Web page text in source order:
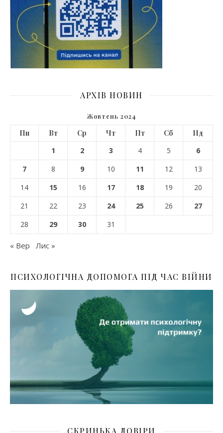
АРХІВ НОВИН
Жовтень 2024
Пн Вт Ср Чт Пт Сб
Нд
1
2 3 4 5
6
7
8 9 10 11 12
13
14
15 16 17 18 19
20
21
22 23 24 25 26
27
28
29 30 31
« Вер Лис »
ПСИХОЛОГІЧНА ДОПОМОГА ПІД ЧАС ВІЙНИ
СКРИНЬКА ДОВІРИ